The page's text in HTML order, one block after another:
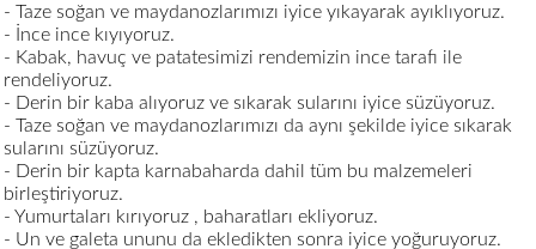
- Taze soğan ve maydanozlarımızı iyice yıkayarak ayıklıyoruz.
- İnce ince kıyıyoruz.
- Kabak, havuç ve patatesimizi rendemizin ince tarafı ile
rendeliyoruz.
- Derin bir kaba alıyoruz ve sıkarak sularını iyice süzüyoruz.
- Taze soğan ve maydanozlarımızı da aynı şekilde iyice sıkarak
sularını süzüyoruz.
- Derin bir kapta karnabaharda dahil tüm bu malzemeleri
birleştiriyoruz.
- Yumurtaları kırıyoruz , baharatları ekliyoruz.
- Un ve galeta ununu da ekledikten sonra iyice yoğuruyoruz.